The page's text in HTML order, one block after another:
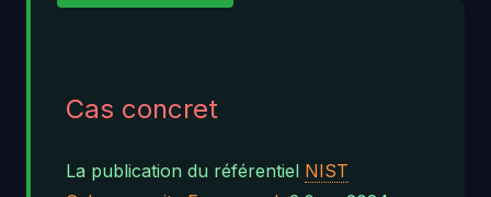
Cas concret
La publication du référentiel NIST